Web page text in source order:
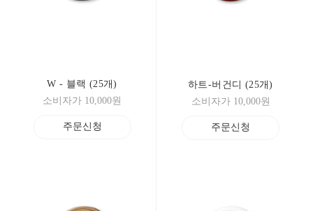
W - 블랙 (25개)
소비자가 10,000원
주문신청
하트-버건디 (25개)
소비자가 10,000원
주문신청